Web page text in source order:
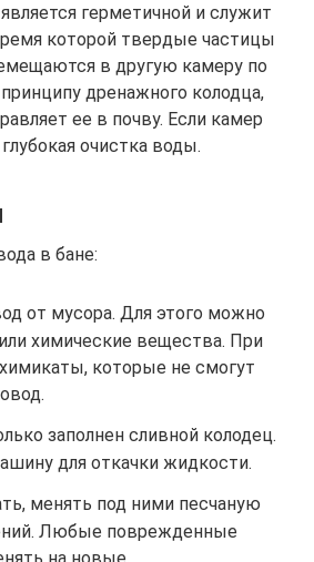
герметичной и служит
которой твердые частицы
в другую камеру по
дренажного колодца,
ее в почву. Если камер
очистка воды.
в бане:
от мусора. Для этого можно
химические вещества. При
которые не смогут
заполнен сливной колодец.
для откачки жидкости.
менять под ними песчаную
Любые поврежденные